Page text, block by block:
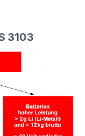
3103